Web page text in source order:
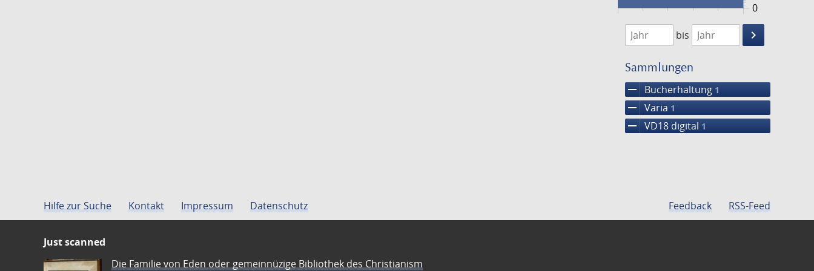
0
1746
1747
bis
keyboard_arrow_right
Suche
Sammlungen
remove Bucherhaltung 1
remove Varia 1
remove VD18 digital 1
Hilfe zur Suche Kontakt Impressum Datenschutz Feedback RSS-Feed
Just scanned
Die Familie von Eden oder gemeinnüzige Bibliothek des Christianism